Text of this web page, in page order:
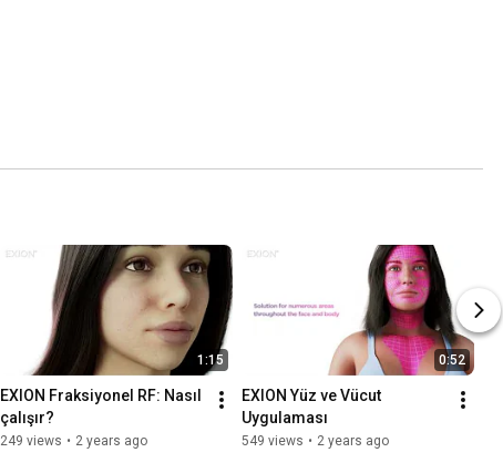
1:15
EXION Fraksiyonel RF: Nasıl
çalışır?
249 views • 2 years ago
0:52
EXION Yüz ve Vücut
Uygulaması
549 views • 2 years ago